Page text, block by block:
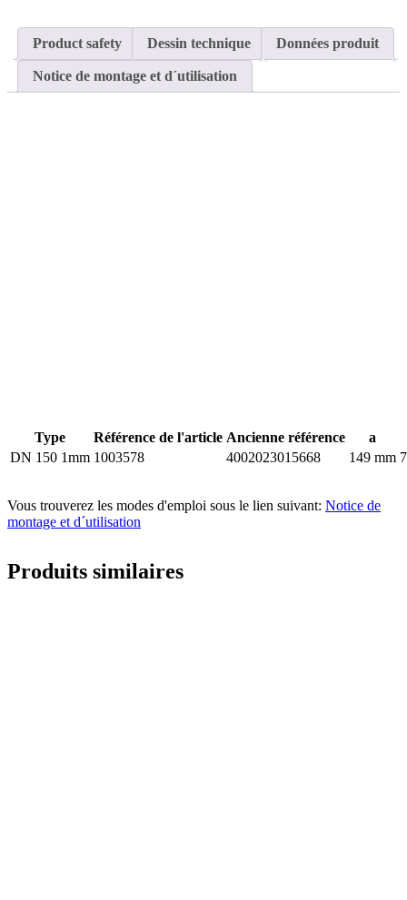
Product safety Dessin technique Données produit
Notice de montage et d´utilisation
Type Référence de l'article Ancienne référence
a
DN 150 1mm 1003578 4002023015668 149 mm
Vous trouverez les modes d'emploi sous le lien suivant: Notice de
montage et d´utilisation
Produits similaires